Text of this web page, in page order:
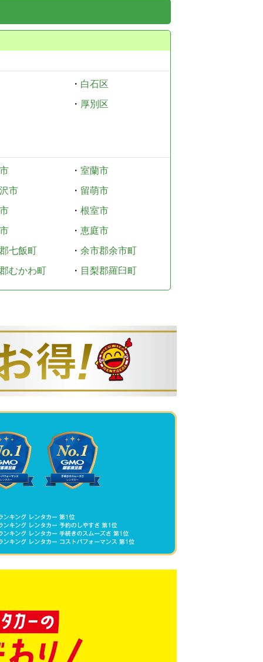
・ 白石区
・ 厚別区
・ 室蘭市
市
・ 留萌市
・ 根室市
・ 恵庭市
七飯町
・ 余市郡余市町
むかわ町
・ 目梨郡羅臼町